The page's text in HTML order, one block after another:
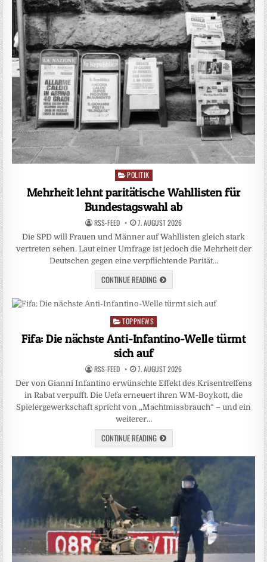
Posted
POLITIK
Mehrheit lehnt paritätische Wahllisten für
Bundestagswahl ab
RSS-FEED 7. AUGUST 2026
Die SPD will Frauen und Männer auf Wahllisten gleich stark
vertreten sehen. Laut einer Umfrage ist jedoch die Mehrheit der
Deutschen gegen eine verpflichtende Parität…
CONTINUE READING
Posted
in
TOPPNEWS
Fifa: Die nächste Anti-Infantino-Welle türmt
sich auf
RSS-FEED 7. AUGUST 2026
Der von Gianni Infantino erwünschte Effekt des Krisentreffens
in Rabat verpufft. Die Uefa erneuert ihren WM-Boykott, die
Spielergewerkschaft spricht von „Machtmissbrauch“ – und ein
weiterer…
CONTINUE READING